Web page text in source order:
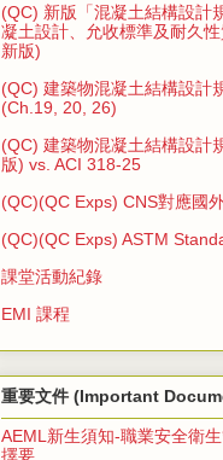
(QC) 新版「混凝土結構設計
凝土設計、允收標準及耐久
新版)
(QC) 建築物混凝土結構設計
(Ch.19, 20, 26)
(QC) 建築物混凝土結構設計
版) vs. ACI 318-25
(QC)(QC Exps) CNS對應國
(QC)(QC Exps) ASTM
課堂活動紀錄
EMI 課程
重要文件 (Important
AEML新生須知-職業安全衛
擇要